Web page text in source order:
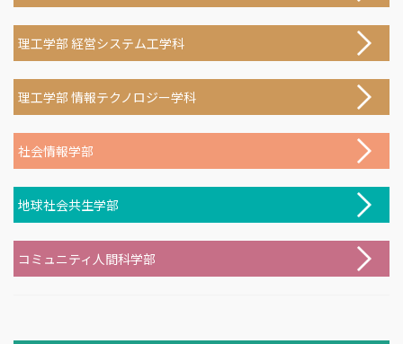
理工学部 経営システム工学科
理工学部 情報テクノロジー学科
社会情報学部
地球社会共生学部
コミュニティ人間科学部